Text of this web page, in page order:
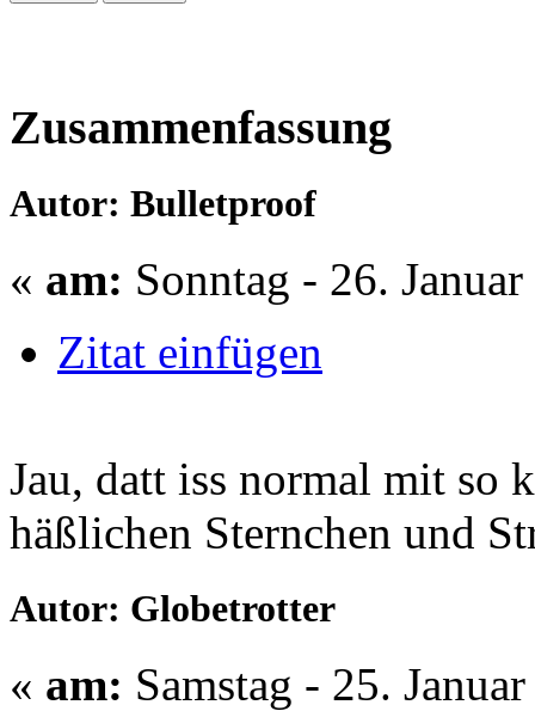
Zusammenfassung
Autor: Bulletproof
« am: Sonntag - 26.
Zitat einfügen
Jau, datt iss normal mit so
häßlichen Sternchen und
Autor: Globetrotter
« am: Samstag - 25.